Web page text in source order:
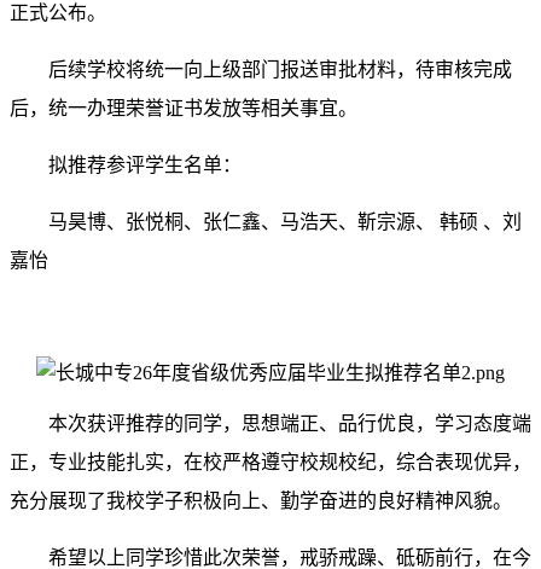
正式公布。
后续学校将统一向上级部门报送审批材料，待审核完成
后，统一办理荣誉证书发放等相关事宜。
拟推荐参评学生名单：
马昊博、张悦桐、张仁鑫、马浩天、靳宗源、 韩硕 、刘
嘉怡
本次获评推荐的同学，思想端正、品行优良，学习态度端
正，专业技能扎实，在校严格遵守校规校纪，综合表现优异，
充分展现了我校学子积极向上、勤学奋进的良好精神风貌。
希望以上同学珍惜此次荣誉，戒骄戒躁、砥砺前行，在今